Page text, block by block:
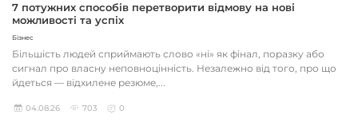
7 потужних способів перетворити відмову на нові
можливості та успіх
Бізнес
Більшість людей сприймають слово «ні» як фінал, поразку або
сигнал про власну неповноцінність. Незалежно від того, про що
йдеться — відхилене резюме,...
04.08.26 703 0